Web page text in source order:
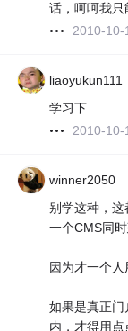
话，呵呵我只
2010-10-
liaoyukun111
学习下
2010-10-
winner2050
别学这种，
一个CMS同时
因为才一个人
如果是真正
内，才得用点